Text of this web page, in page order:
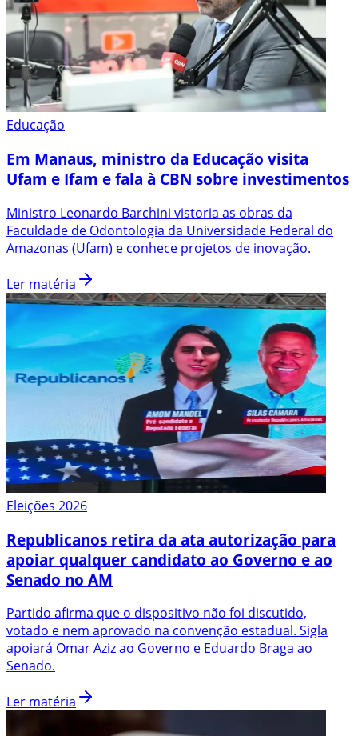
Educação
Em Manaus, ministro da Educação visita
Ufam e Ifam e fala à CBN sobre investimentos
Ministro Leonardo Barchini vistoria as obras da
Faculdade de Odontologia da Universidade Federal do
Amazonas (Ufam) e conhece projetos de inovação.
Ler matéria
Eleições 2026
Republicanos retira da ata autorização para
apoiar qualquer candidato ao Governo e ao
Senado no AM
Partido afirma que o dispositivo não foi discutido,
votado e nem aprovado na convenção estadual. Sigla
apoiará Omar Aziz ao Governo e Eduardo Braga ao
Senado.
Ler matéria